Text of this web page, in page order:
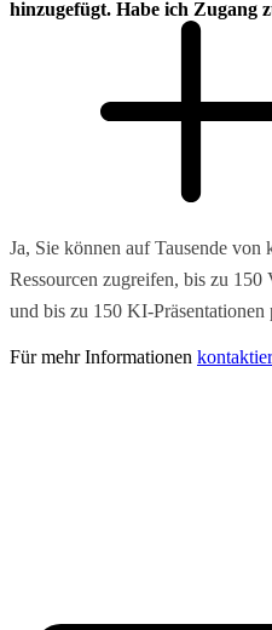
hinzugefügt. Habe ich Zugang
Ja, Sie können auf Tausende von
Ressourcen zugreifen, bis zu
und bis zu 150 KI-Präsentationen
Für mehr Informationen